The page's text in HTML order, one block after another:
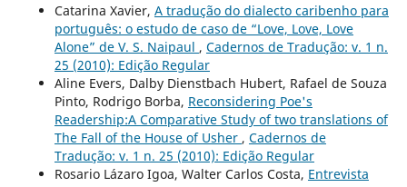
Catarina Xavier, A tradução do dialecto caribenho para
português: o estudo de caso de “Love, Love, Love
Alone” de V. S. Naipaul , Cadernos de Tradução: v. 1 n.
25 (2010): Edição Regular
Aline Evers, Dalby Dienstbach Hubert, Rafael de Souza
Pinto, Rodrigo Borba, Reconsidering Poe's
Readership:A Comparative Study of two translations of
The Fall of the House of Usher , Cadernos de
Tradução: v. 1 n. 25 (2010): Edição Regular
Rosario Lázaro Igoa, Walter Carlos Costa, Entrevista